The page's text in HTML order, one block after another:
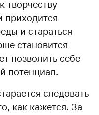
творчеству
приходится
и стараться
становится
позволить себе
потенциал.
следовать
как кажется. За